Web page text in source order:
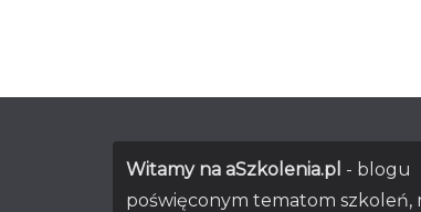
Witamy na aSzkolenia.pl - blogu
poświęconym tematom szkoleń,